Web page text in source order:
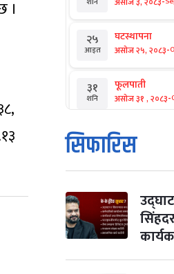
।
२५
आइत
घटस्थापना
असोज २५, २०८३-
३१
शनि
फूलपाती
असोज ३१ , २०८३-
१
आइत
कार्तिक सङ्क्रान्ति
कार्तिक १, २०८३
मंगल कार्तिक ३, २०८३-
४ विजयादशमी
कार्तिक ४, २०८३-
सिफारिस